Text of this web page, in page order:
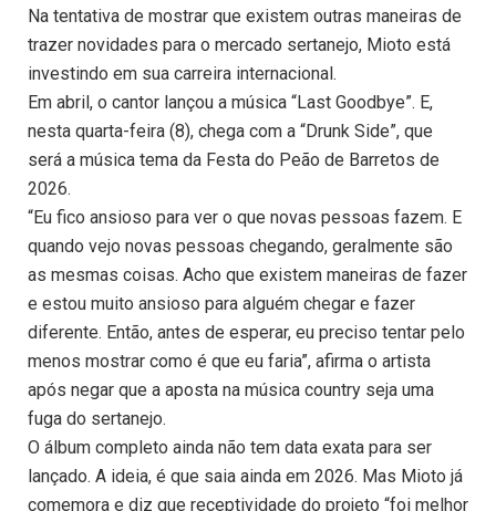
Na tentativa de mostrar que existem outras maneiras de
trazer novidades para o mercado sertanejo, Mioto está
investindo em sua carreira internacional.
Em abril, o cantor lançou a música “Last Goodbye”. E,
nesta quarta-feira (8), chega com a “Drunk Side”, que
será a música tema da Festa do Peão de Barretos de
2026.
“Eu fico ansioso para ver o que novas pessoas fazem. E
quando vejo novas pessoas chegando, geralmente são
as mesmas coisas. Acho que existem maneiras de fazer
e estou muito ansioso para alguém chegar e fazer
diferente. Então, antes de esperar, eu preciso tentar pelo
menos mostrar como é que eu faria”, afirma o artista
após negar que a aposta na música country seja uma
fuga do sertanejo.
O álbum completo ainda não tem data exata para ser
lançado. A ideia, é que saia ainda em 2026. Mas Mioto já
comemora e diz que receptividade do projeto “foi melhor